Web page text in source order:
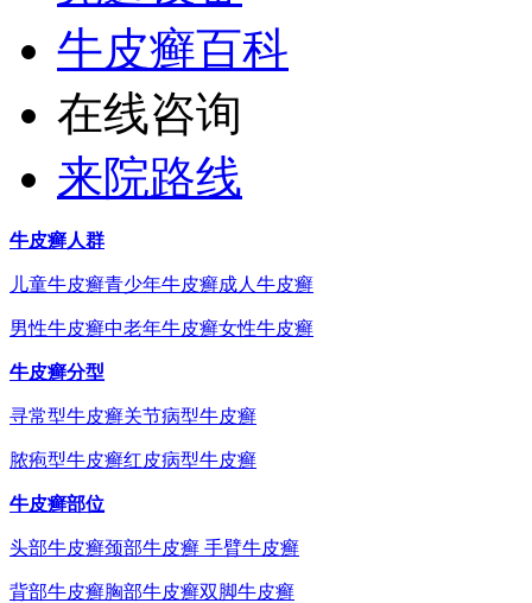
牛皮癣百科
在线咨询
来院路线
牛皮癣人群
儿童牛皮癣青少年牛皮癣成人牛皮癣
男性牛皮癣中老年牛皮癣女性牛皮癣
牛皮癣分型
寻常型牛皮癣关节病型牛皮癣
脓疱型牛皮癣红皮病型牛皮癣
牛皮癣部位
头部牛皮癣颈部牛皮癣 手臂牛皮癣
背部牛皮癣胸部牛皮癣双脚牛皮癣